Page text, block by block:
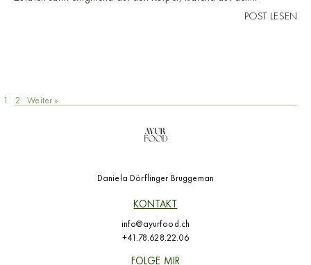
POST LESEN
1 2 Weiter »
Daniela Dörflinger Bruggeman
KONTAKT
info@ayurfood.ch
+41.78.628.22.06
FOLGE MIR